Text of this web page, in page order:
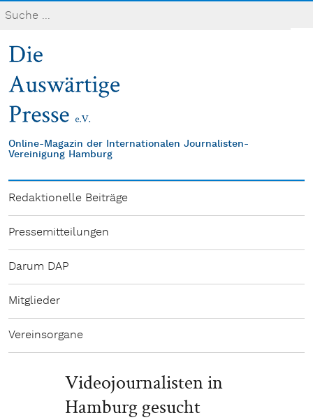
Online-Magazin der Internationalen Journalisten-
Vereinigung Hamburg
Redaktionelle Beiträge
Pressemitteilungen
Darum DAP
Mitglieder
Vereinsorgane
Videojournalisten in
Hamburg gesucht